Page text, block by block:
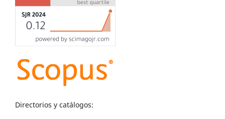
Directorios y catálogos: